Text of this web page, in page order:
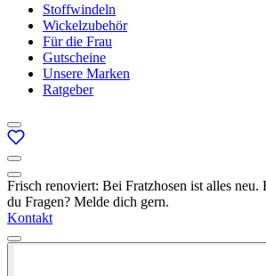
Stoffwindeln
Wickelzubehör
Für die Frau
Gutscheine
Unsere Marken
Ratgeber
Frisch renoviert: Bei Fratzhosen ist alles neu.
du Fragen? Melde dich gern.
Kontakt